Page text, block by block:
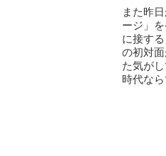
また昨
ージ」
に接す
の初対
た気が
時代なら